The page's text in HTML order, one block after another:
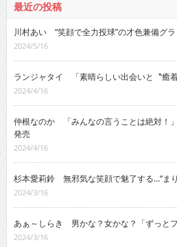
最近の投稿
川村あい “笑顔で全力投球”の才色兼備グ
2024/5/16
ランジャタイ 「素晴らしい出会いと〝癒
2024/4/16
仲根なのか 「みんなの言うことは絶対！
発売
2024/4/16
杉本愛莉鈴 無邪気な笑顔で魅了する…“ま
2024/3/16
あぁ～しらき 男かな？女かな？「ずっとフ
2024/3/16